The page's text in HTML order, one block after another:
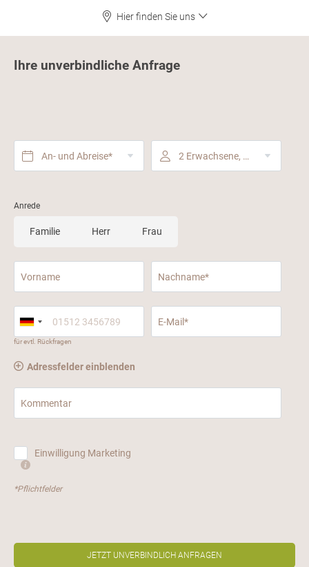
Hier finden Sie uns
Ihre unverbindliche Anfrage
An- und Abreise* 2 Erwachsene, Halbpension
Anrede
Familie Herr Frau
Vorname Nachname*
für evtl. Rückfragen
E-Mail*
Adressfelder einblenden
Kommentar
Einwilligung Marketing
*Pflichtfelder
JETZT UNVERBINDLICH ANFRAGEN